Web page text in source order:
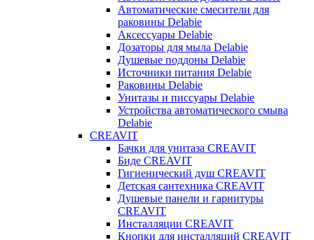
Автоматические смесители для
раковины Delabie
Аксессуары Delabie
Дозаторы для мыла Delabie
Душевые поддоны Delabie
Источники питания Delabie
Раковины Delabie
Унитазы и писсуары Delabie
Устройства автоматического смыва
Delabie
CREAVIT
Бачки для унитаза CREAVIT
Биде CREAVIT
Гигиенический душ CREAVIT
Детская сантехника CREAVIT
Душевые панели и гарнитуры
CREAVIT
Инсталляции CREAVIT
Кнопки для инсталляций CREAVIT